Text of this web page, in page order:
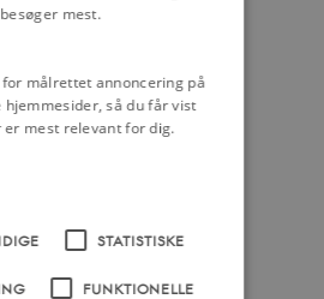
mest.
målrettet annoncering på
hjemmesider, så du får vist
er mest relevant for dig.
STATISTISKE
FUNKTIONELLE